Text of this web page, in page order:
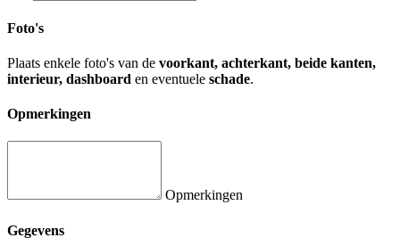
Foto's
Plaats enkele foto's van de voorkant, achterkant, beide kanten,
interieur, dashboard en eventuele schade.
Opmerkingen
Opmerkingen
Gegevens